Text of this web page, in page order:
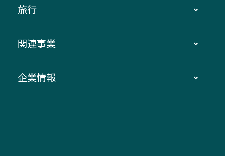
三重交通接近情報バスロケーションシステム
ダイヤ改正情報
迂回・休止について
臨時バスについて
伊勢二見鳥羽周遊バスCANばす
「みえブルーライン」（三重大学病院直通バ
神都ライナー
伊賀～名古屋
南紀～VISON～名古屋
湯の山温泉～名古屋
桑名・長島温泉・金城ふ頭駅～中部国際空港
（休止中）
お客様駐車場のご案内
貸切バスのご利用について
お問い合わせ
旅行
貸切バス団体旅行
美し国周遊ばす
関連事業
自家用自動車車両運行管理
企業情報